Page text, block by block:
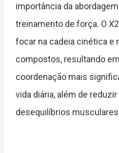
importância da
treinamento de força. O
focar na cadeia cinética e
compostos, resultando
coordenação mais
vida diária, além de
desequilíbrios